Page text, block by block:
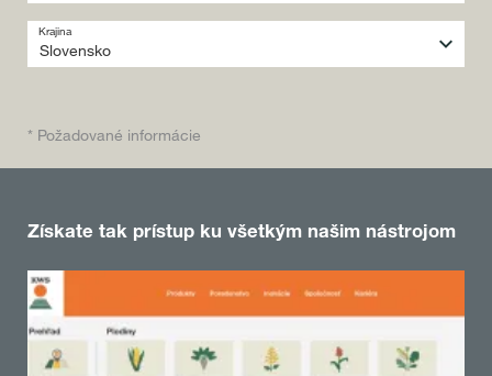
Krajina
* Požadované informácie
Získate tak prístup ku všetkým našim nástrojom